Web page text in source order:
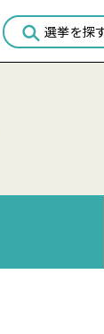
選挙を探